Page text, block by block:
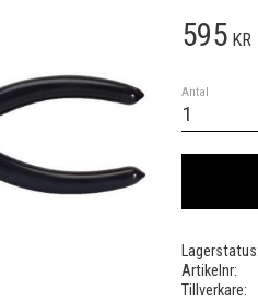
595 KR
Antal
Lagerstatus
Artikelnr
Tillverkare